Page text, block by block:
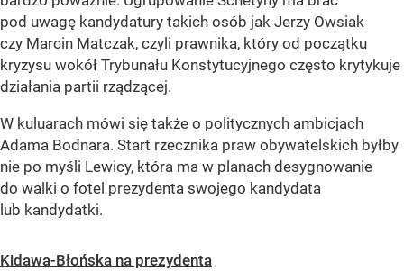
pod uwagę kandydatury takich osób jak Jerzy Owsiak
czy Marcin Matczak, czyli prawnika, który od początku
kryzysu wokół Trybunału Konstytucyjnego często krytykuje
działania partii rządzącej.
W kuluarach mówi się także o politycznych ambicjach
Adama Bodnara. Start rzecznika praw obywatelskich byłby
nie po myśli Lewicy, która ma w planach desygnowanie
do walki o fotel prezydenta swojego kandydata
lub kandydatki.
Kidawa-Błońska na prezydenta